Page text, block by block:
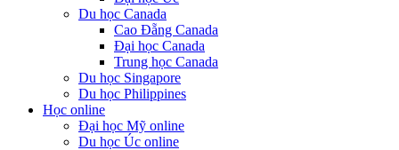
Du học Canada
Cao Đẵng Canada
Đại học Canada
Trung học Canada
Du học Singapore
Du học Philippines
Học online
Đại học Mỹ online
Du học Úc online